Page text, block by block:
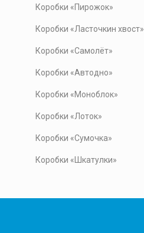
Коробки «Пирожок»
Коробки «Ласточкин хвост»
Коробки «Самолёт»
Коробки «Автодно»
Коробки «Моноблок»
Коробки «Лоток»
Коробки «Сумочка»
Коробки «Шкатулки»